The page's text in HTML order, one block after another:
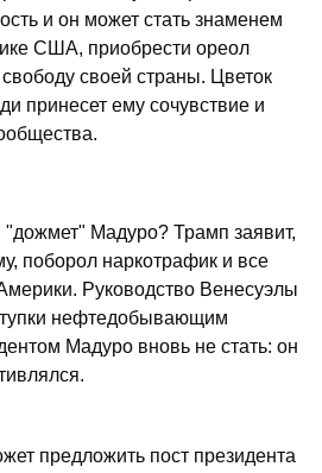
и он может стать знаменем
США, приобрести ореол
своей страны. Цветок
принесет ему сочувствие и
"дожмет" Мадуро? Трамп заявит,
поборол наркотрафик и все
Руководство Венесуэлы
нефтедобывающим
Мадуро вновь не стать: он
предложить пост президента